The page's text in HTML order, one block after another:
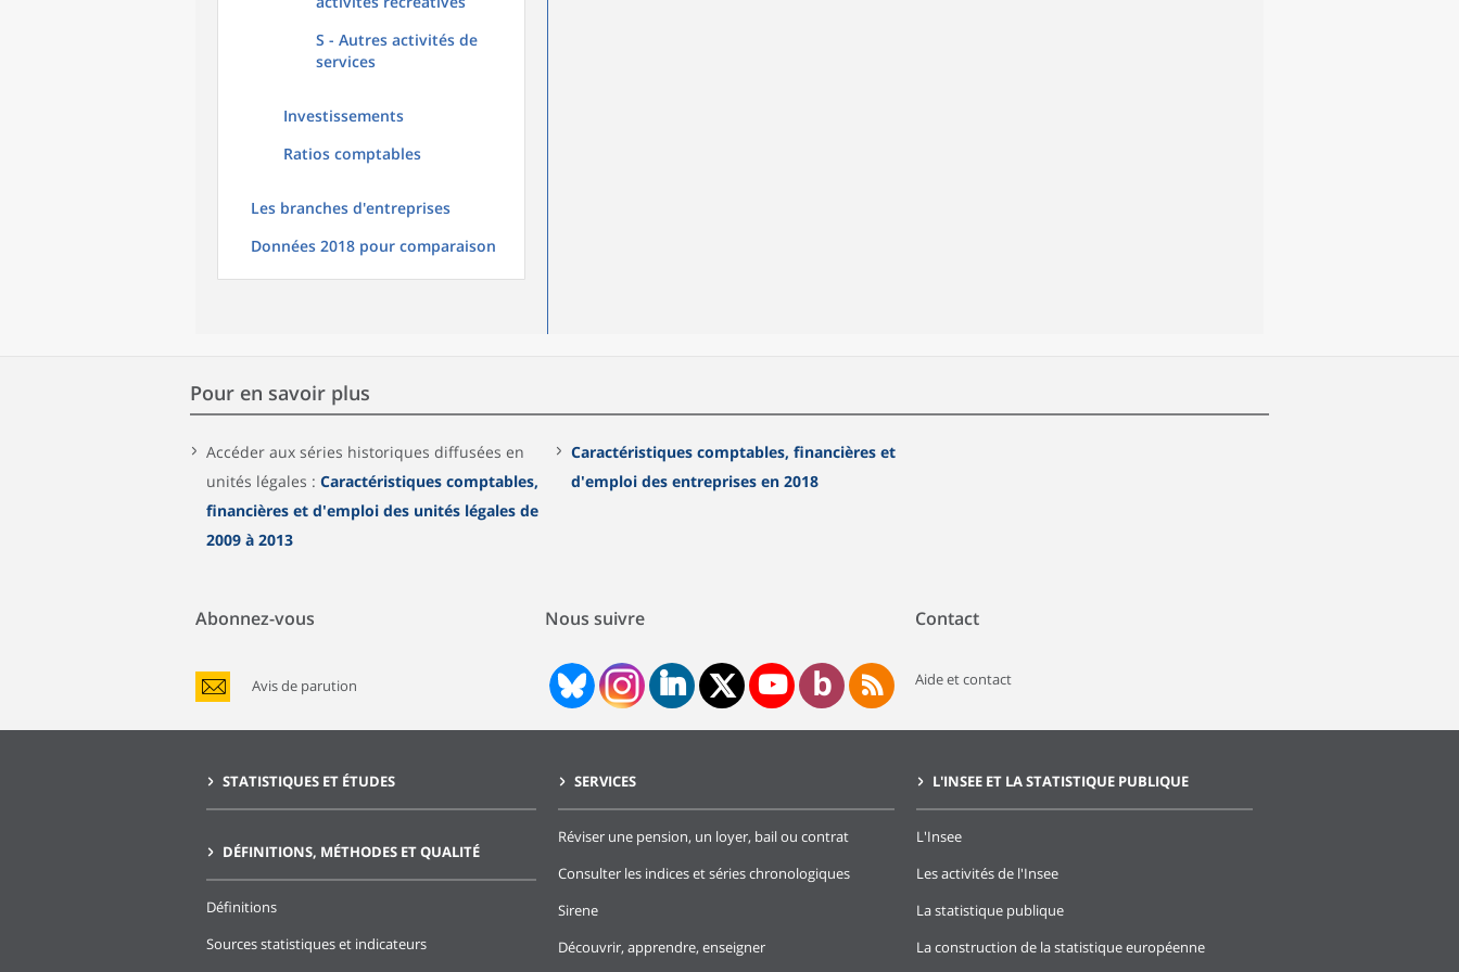
S - Autres activités de
services
Investissements
Ratios comptables
Les branches d'entreprises
Données 2018 pour comparaison
Pour en savoir plus
Accéder aux séries historiques diffusées en
unités légales : Caractéristiques comptables,
financières et d'emploi des unités légales de
2009 à 2013
Caractéristiques comptables, financières et
d'emploi des entreprises en 2018
Abonnez-vous
Avis de parution
Nous suivre Contact
Aide et contact
STATISTIQUES ET ÉTUDES
DÉFINITIONS, MÉTHODES ET QUALITÉ
Définitions
Sources statistiques et indicateurs
SERVICES
Réviser une pension, un loyer, bail ou contrat
Consulter les indices et séries chronologiques
Sirene
Découvrir, apprendre, enseigner
L'INSEE ET LA STATISTIQUE PUBLIQUE
L'Insee
Les activités de l'Insee
La statistique publique
La construction de la statistique européenne